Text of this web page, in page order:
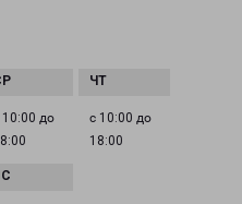
10:00 до
с 10:00 до
18:00